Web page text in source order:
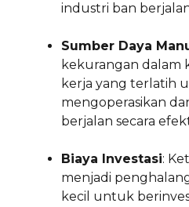
industri ban
Sumber Daya
kekurangan dalam
kerja yang terlatih
mengoperasikan
berjalan secara
Biaya Investasi:
menjadi
kecil untuk